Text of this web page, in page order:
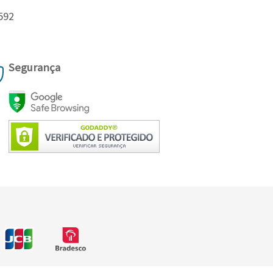
Segurança